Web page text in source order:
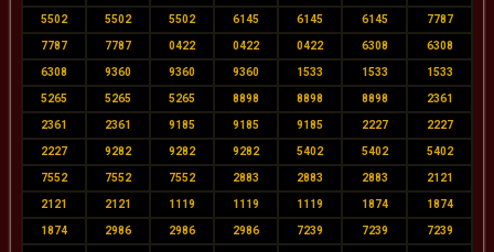
5502 5502 5502 6145 6145 6145 7787
7787 7787 0422 0422 0422 6308 6308
6308 9360 9360 9360 1533 1533 1533
5265 5265 5265 8898 8898 8898 2361
2361 2361 9185 9185 9185 2227 2227
2227 9282 9282 9282 5402 5402 5402
7552 7552 7552 2883 2883 2883 2121
2121 2121 1119 1119 1119 1874 1874
1874 2986 2986 2986 7239 7239 7239